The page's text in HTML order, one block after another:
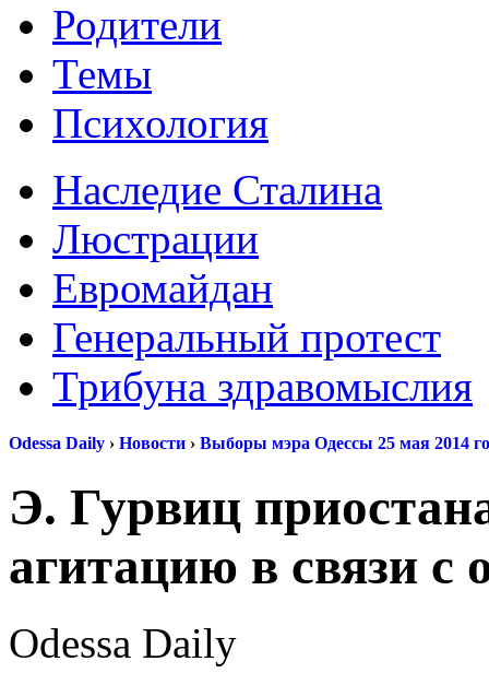
Родители
Темы
Психология
Наследие Сталина
Люстрации
Евромайдан
Генеральный протест
Трибуна здравомыслия
Odessa Daily › Новости › Выборы мэра Одессы 25 мая 2014
Э. Гурвиц
агитацию в связи с
Odessa Daily